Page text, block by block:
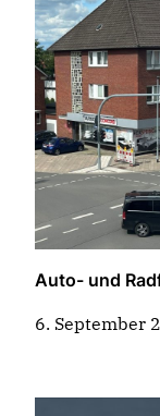
Auto- und
6. September